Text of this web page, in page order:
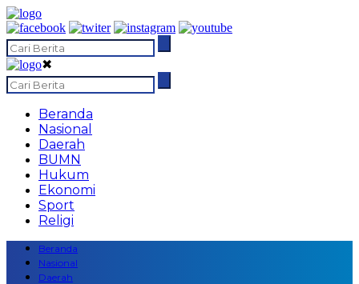
✖
Beranda
Nasional
Daerah
BUMN
Hukum
Ekonomi
Sport
Religi
Beranda
Nasional
Daerah